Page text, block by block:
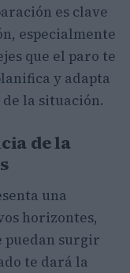
es clave
especialmente
que el paro te
y adapta
la situación.
de la
una
horizontes,
puedan surgir
te dará la